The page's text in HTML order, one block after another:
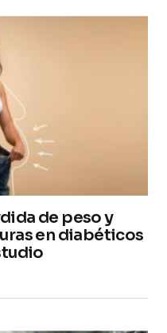
de peso y
en diabéticos